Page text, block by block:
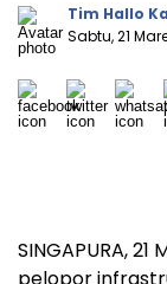
Tim Hallo
Sabtu, 21
SINGAPURA,